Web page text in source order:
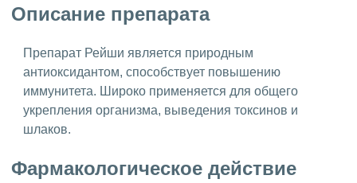
Описание препарата
Препарат Рейши является природным
антиоксидантом, способствует повышению
иммунитета. Широко применяется для общего
укрепления организма, выведения токсинов и
шлаков.
Фармакологическое действие